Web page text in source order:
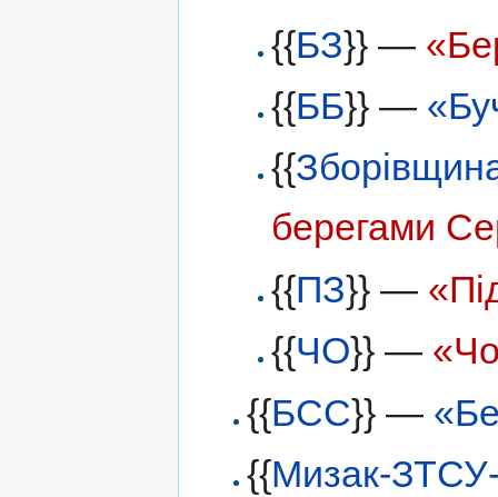
{{БЗ}} —
{{ББ}} —
{{
берегами
{{ПЗ}} —
{{ЧО}} —
{{БСС}} —
{{Мизак-